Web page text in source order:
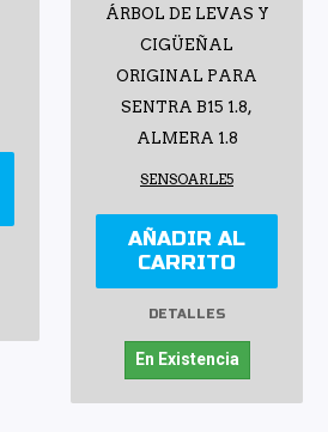
ÁRBOL DE LEVAS Y
CIGÜEÑAL
ORIGINAL PARA
SENTRA B15 1.8,
ALMERA 1.8
SENSOARLE5
AÑADIR AL
CARRITO
DETALLES
En Existencia